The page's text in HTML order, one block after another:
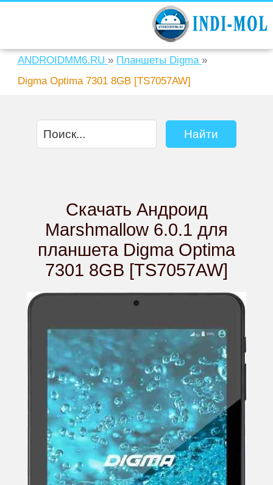
ANDROIDMM6.RU » Планшеты Digma »
Digma Optima 7301 8GB [TS7057AW]
Скачать Андроид
Marshmallow 6.0.1 для
планшета Digma Optima
7301 8GB [TS7057AW]